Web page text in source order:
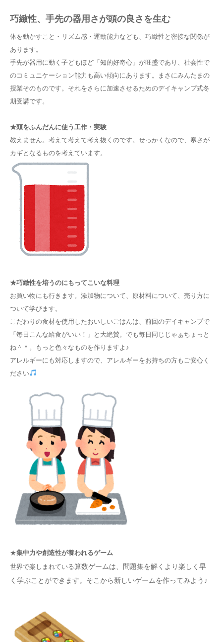
巧緻性、手先の器用さが頭の良さを生む
体を動かすこと・リズム感・運動能力なども、巧緻性と密接な関係が
あります。
手先が器用に動く子どもほど「知的好奇心」が旺盛であり、社会性で
のコミュニケーション能力も高い傾向にあります。まさにみんたまの
授業そのものです。それをさらに加速させるためのデイキャンプ式冬
期受講です。
★頭をふんだんに使う工作・実験
教えません。考えて考えて考え抜くのです。せっかくなので、寒さが
カギとなるものを考えています。
★巧緻性を培うのにもってこいな料理
お買い物にも行きます。添加物について、原材料について、売り方に
ついて学びます。
こだわりの食材を使用したおいしいごはんは、前回のデイキャンプで
「毎日こんな給食がいい！」と大絶賛。でも毎日同じじゃぁちょっと
ね＾＾。もっと色々なものを作りますよ♪
アレルギーにも対応しますので、アレルギーをお持ちの方もご安心く
ださい
★集中力や創造性が養われるゲーム
世界で楽しまれている算数ゲームは、問題集を解くより楽しく早
く学ぶことができます。そこから新しいゲームを作ってみよう♪